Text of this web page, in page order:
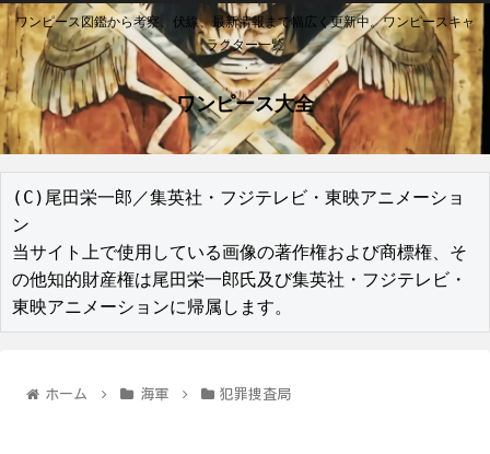
ワンピース図鑑から考察、伏線、最新情報まで幅広く更新中。ワンピースキャ
ラクター一覧
ワンピース大全
(C)尾田栄一郎／集英社・フジテレビ・東映アニメーショ
ン
当サイト上で使用している画像の著作権および商標権、そ
の他知的財産権は尾田栄一郎氏及び集英社・フジテレビ・
東映アニメーションに帰属します。
ホーム 海軍 犯罪捜査局